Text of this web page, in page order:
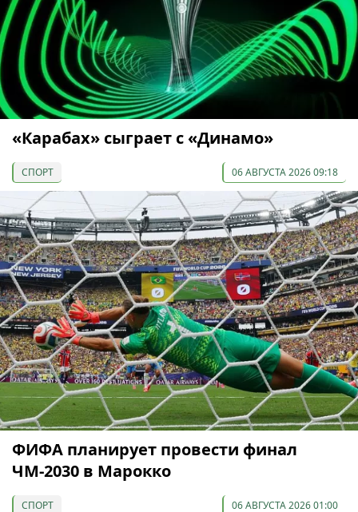
«Карабах» сыграет с «Динамо»
СПОРТ 06 АВГУСТА 2026 09:18
ФИФА планирует провести финал
ЧМ-2030 в Марокко
СПОРТ 06 АВГУСТА 2026 01:00